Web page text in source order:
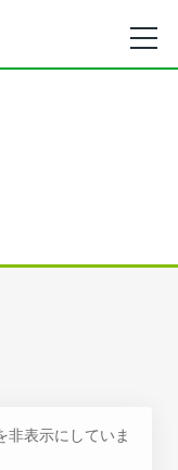
非表示にしていま